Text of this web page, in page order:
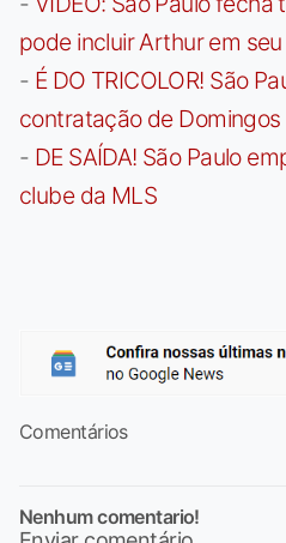
pode incluir Arthur em
- É DO TRICOLOR! São
contratação de
- DE SAÍDA! São Paulo
clube da MLS
Comentários
Nenhum comentario!